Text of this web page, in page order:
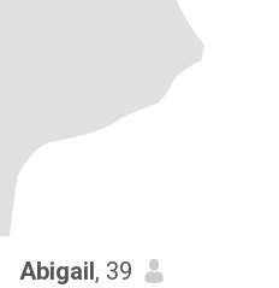
Abigail, 39